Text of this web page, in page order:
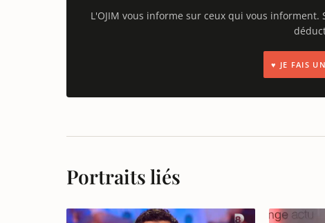
L'OJIM vous informe sur ceux qui vous
♥ JE FAIS
Portraits liés